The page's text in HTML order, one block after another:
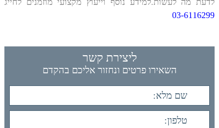
03-6116299
ליצירת קשר
השאירו פרטים ונחזור אליכם בהקדם